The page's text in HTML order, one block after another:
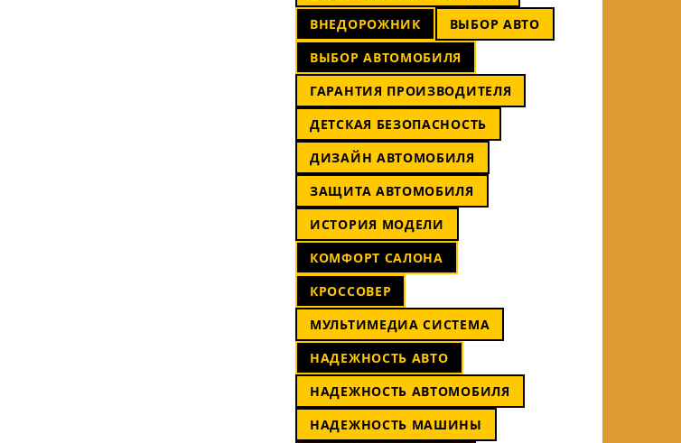
ВНЕДОРОЖНИК
ВЫБОР АВТО
ВЫБОР АВТОМОБИЛЯ
ГАРАНТИЯ ПРОИЗВОДИТЕЛЯ
ДЕТСКАЯ БЕЗОПАСНОСТЬ
ДИЗАЙН АВТОМОБИЛЯ
ЗАЩИТА АВТОМОБИЛЯ
ИСТОРИЯ МОДЕЛИ
КОМФОРТ САЛОНА
КРОССОВЕР
МУЛЬТИМЕДИА СИСТЕМА
НАДЕЖНОСТЬ АВТО
НАДЕЖНОСТЬ АВТОМОБИЛЯ
НАДЕЖНОСТЬ МАШИНЫ